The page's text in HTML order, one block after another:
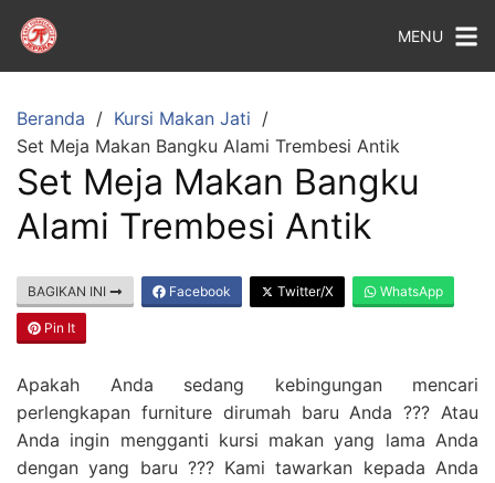
MENU
Beranda
Kursi Makan Jati
Set Meja Makan Bangku Alami Trembesi Antik
Set Meja Makan Bangku
Alami Trembesi Antik
BAGIKAN INI Facebook Twitter/X WhatsApp
Pin It
Apakah Anda sedang kebingungan mencari
perlengkapan furniture dirumah baru Anda ??? Atau
Anda ingin mengganti kursi makan yang lama Anda
dengan yang baru ??? Kami tawarkan kepada Anda